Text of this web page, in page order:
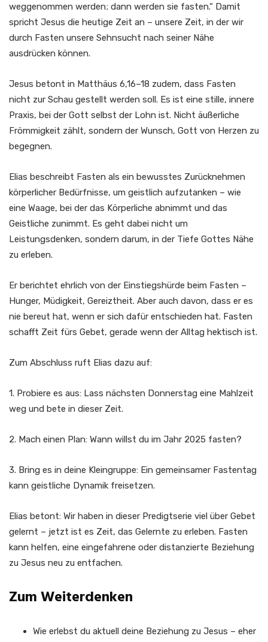
weggenommen werden; dann werden sie fasten.“ Damit
spricht Jesus die heutige Zeit an – unsere Zeit, in der wir
durch Fasten unsere Sehnsucht nach seiner Nähe
ausdrücken können.
Jesus betont in Matthäus 6,16–18 zudem, dass Fasten
nicht zur Schau gestellt werden soll. Es ist eine stille, innere
Praxis, bei der Gott selbst der Lohn ist. Nicht äußerliche
Frömmigkeit zählt, sondern der Wunsch, Gott von Herzen zu
begegnen.
Elias beschreibt Fasten als ein bewusstes Zurücknehmen
körperlicher Bedürfnisse, um geistlich aufzutanken – wie
eine Waage, bei der das Körperliche abnimmt und das
Geistliche zunimmt. Es geht dabei nicht um
Leistungsdenken, sondern darum, in der Tiefe Gottes Nähe
zu erleben.
Er berichtet ehrlich von der Einstiegshürde beim Fasten –
Hunger, Müdigkeit, Gereiztheit. Aber auch davon, dass er es
nie bereut hat, wenn er sich dafür entschieden hat. Fasten
schafft Zeit fürs Gebet, gerade wenn der Alltag hektisch ist.
Zum Abschluss ruft Elias dazu auf:
1. Probiere es aus: Lass nächsten Donnerstag eine Mahlzeit
weg und bete in dieser Zeit.
2. Mach einen Plan: Wann willst du im Jahr 2025 fasten?
3. Bring es in deine Kleingruppe: Ein gemeinsamer Fastentag
kann geistliche Dynamik freisetzen.
Elias betont: Wir haben in dieser Predigtserie viel über Gebet
gelernt – jetzt ist es Zeit, das Gelernte zu erleben. Fasten
kann helfen, eine eingefahrene oder distanzierte Beziehung
zu Jesus neu zu entfachen.
Zum Weiterdenken
Wie erlebst du aktuell deine Beziehung zu Jesus – eher